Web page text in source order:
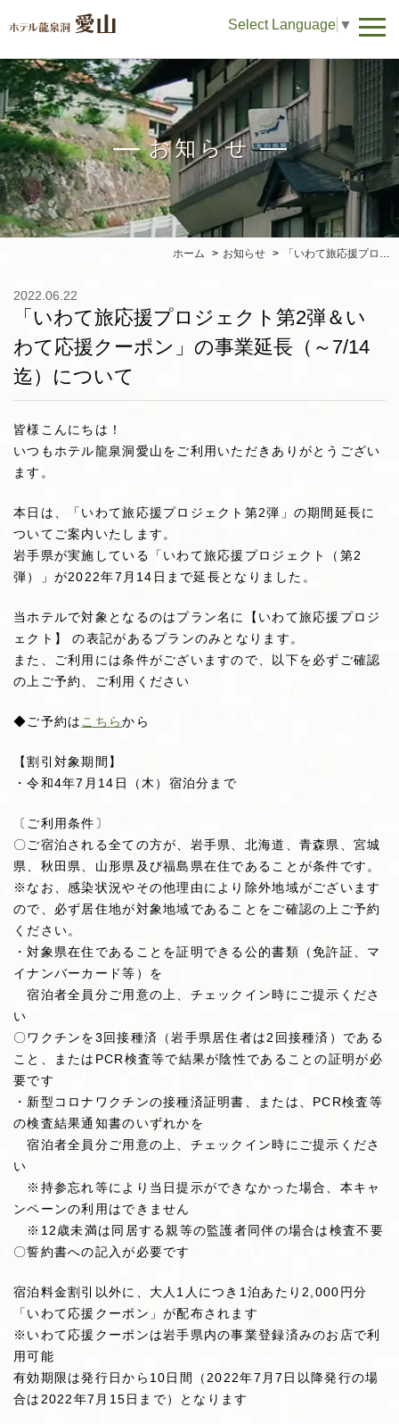
Select Language ▼
お知らせ
ホーム お知らせ 「いわて旅応援プロジェクト第2弾＆いわて応援クーポン」の事業延長（～7/14迄）について
2022.06.22
「いわて旅応援プロジェクト第2弾＆い
わて応援クーポン」の事業延長（～7/14
迄）について
皆様こんにちは！
いつもホテル龍泉洞愛山をご利用いただきありがとうござい
ます。
本日は、「いわて旅応援プロジェクト第2弾」の期間延長に
ついてご案内いたします。
岩手県が実施している「いわて旅応援プロジェクト（第2
弾）」が2022年7月14日まで延長となりました。
当ホテルで対象となるのはプラン名に【いわて旅応援プロジ
ェクト】 の表記があるプランのみとなります。
また、ご利用には条件がございますので、以下を必ずご確認
の上ご予約、ご利用ください
◆ご予約は こちらから
【割引対象期間】
・令和4年7月14日（木）宿泊分まで
〔ご利用条件〕
〇ご宿泊される全ての方が、岩手県、北海道、青森県、宮城
県、秋田県、山形県及び福島県在住であることが条件です。
※なお、感染状況やその他理由により除外地域がございます
ので、必ず居住地が対象地域であることをご確認の上ご予約
ください。
・対象県在住であることを証明できる公的書類（免許証、マ
イナンバーカード等）を
宿泊者全員分ご用意の上、チェックイン時にご提示くださ
い
〇ワクチンを3回接種済（岩手県居住者は2回接種済）である
こと、またはPCR検査等で結果が陰性であることの証明が必
要です
・新型コロナワクチンの接種済証明書、または、PCR検査等
の検査結果通知書のいずれかを
宿泊者全員分ご用意の上、チェックイン時にご提示くださ
い
※持参忘れ等により当日提示ができなかった場合、本キャ
ンペーンの利用はできません
※12歳未満は同居する親等の監護者同伴の場合は検査不要
〇誓約書への記入が必要です
宿泊料金割引以外に、大人1人につき1泊あたり2,000円分
「いわて応援クーポン」が配布されます
※いわて応援クーポンは岩手県内の事業登録済みのお店で利
用可能
有効期限は発行日から10日間（2022年7月7日以降発行の場
合は2022年7月15日まで）となります